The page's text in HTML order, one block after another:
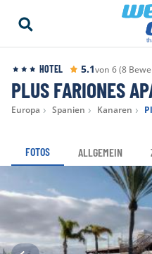
HOTEL 5.1von 6 (8
PLUS FARIONES
Europa Spanien Kanaren
FOTOS ALLGEMEIN